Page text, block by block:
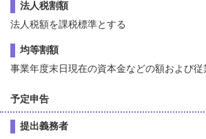
法人税割額
法人税額を課税標準とする
均等割額
事業年度末日現在の資本金などの額および従
予定申告
提出義務者